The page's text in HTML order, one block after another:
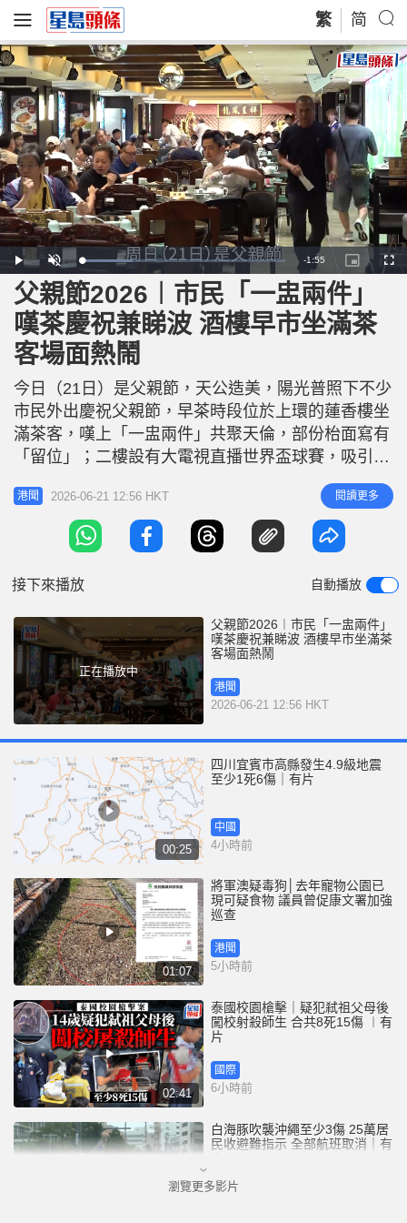
繁 简
P
l
a
y
U
n
m
u
t
e
L
o
d
e
:
2
5
.
0
3
R
e
m
n
n
-1:55
P
i
u
e
-
i
c
t
u
r
e
F
u
父親節2026︱市民「一盅兩件」
嘆茶慶祝兼睇波 酒樓早市坐滿茶
客場面熱鬧
今日（21日）是父親節，天公造美，陽光普照下不少
市民外出慶祝父親節，早茶時段位於上環的蓮香樓坐
滿茶客，嘆上「一盅兩件」共聚天倫，部份枱面寫有
「留位」；二樓設有大電視直播世界盃球賽，吸引一
家大小的球迷前來「嘆茶睇波」，場面熱鬧。臨近12
時世界盃突尼西亞對日本的賽事開波，排隊飲茶的人
龍由一樓沿着樓梯延伸至街上。 同家人邊飲茶邊觀
賽更添新鮮感 不少球迷穿上波衫支持喜愛的球隊，
港聞 2026-06-21 12:56 HKT 閱讀更多
接下來播放 自動播放
正在播放中
父親節2026︱市民「一盅兩件」
嘆茶慶祝兼睇波 酒樓早市坐滿茶
客場面熱鬧
港聞
2026-06-21 12:56 HKT
00:25
四川宜賓市高縣發生4.9級地震
至少1死6傷｜有片
中國
4小時前
01:07
將軍澳疑毒狗│去年寵物公園已
現可疑食物 議員曾促康文署加強
巡查
港聞
5小時前
02:41
泰國校園槍擊｜疑犯弒祖父母後
闖校射殺師生 合共8死15傷 ︱有
片
國際
6小時前
白海豚吹襲沖繩至少3傷 25萬居
民收避難指示 全部航班取消｜有
國際
瀏覽更多影片